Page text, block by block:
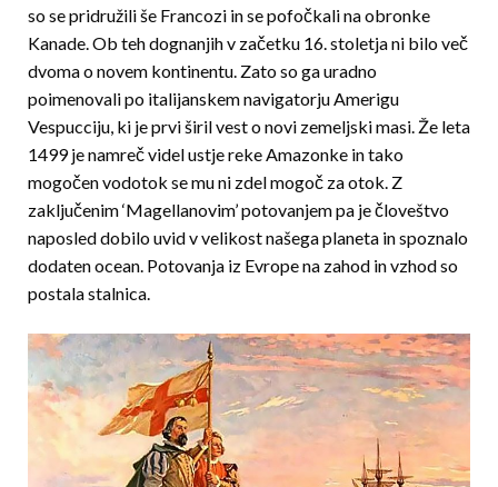
so se pridružili še Francozi in se pofočkali na obronke
Kanade. Ob teh dognanjih v začetku 16. stoletja ni bilo več
dvoma o novem kontinentu. Zato so ga uradno
poimenovali po italijanskem navigatorju Amerigu
Vespucciju, ki je prvi širil vest o novi zemeljski masi. Že leta
1499 je namreč videl ustje reke Amazonke in tako
mogočen vodotok se mu ni zdel mogoč za otok. Z
zaključenim ‘Magellanovim’ potovanjem pa je človeštvo
naposled dobilo uvid v velikost našega planeta in spoznalo
dodaten ocean. Potovanja iz Evrope na zahod in vzhod so
postala stalnica.